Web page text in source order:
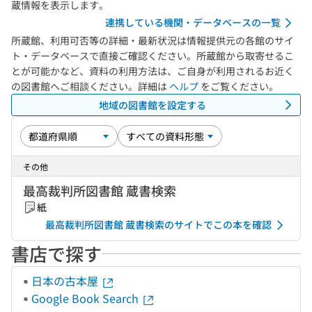
蔵情報を表示します。
連携している機関・データベースの一覧
所蔵館、利用可否等の詳細・最新状況は情報提供元の各館のサイ
ト・データベースで直接ご確認ください。所蔵館から取寄せるこ
とが可能かなど、資料の利用方法は、ご自身が利用されるお近く
の図書館へご相談ください。詳細は ヘルプ をご覧ください。
地域の図書館を設定する
その他
最高裁判所図書館 蔵書検索
紙
最高裁判所図書館 蔵書検索のサイトでこの本を確認
書店で探す
日本の古本屋
Google Book Search